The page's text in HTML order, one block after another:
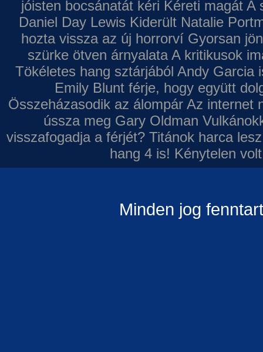
jóisten bocsánatát kéri Kéreti magát A
Daniel Day Lewis Kiderült Natalie
hozta vissza az új horrorví Gyorsan
szürke ötven árnyalata A kritikusok
Tökéletes hang sztárjából Andy Garcia
Emily Blunt férje, hogy együtt
Összeházasodik az álompár Az internet
ússza meg Gary Oldman
visszafogadja a férjét? Titánok harca
hang 4 is! Kénytelen
Minden jog